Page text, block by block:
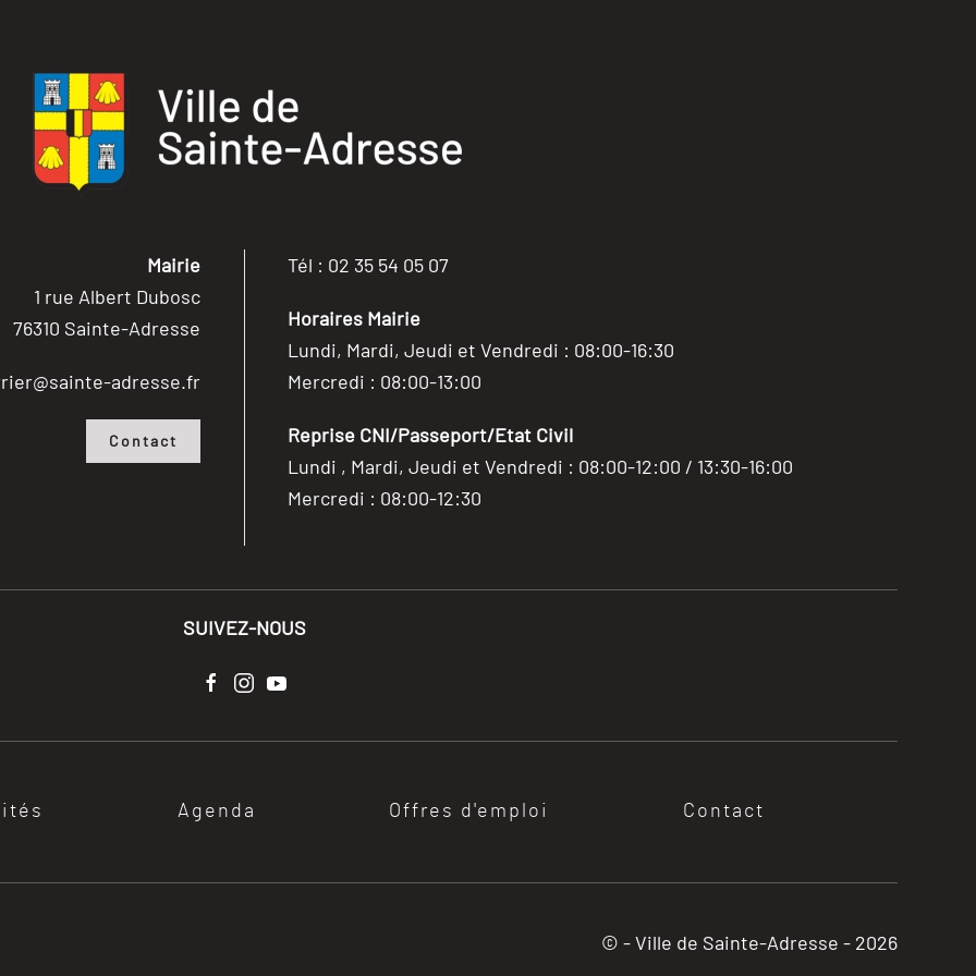
Mairie
1 rue Albert Dubosc
76310 Sainte-Adresse
adresse.fr
Contact
Tél : 02 35 54 05 07
Horaires Mairie
Lundi, Mardi, Jeudi et Vendredi : 08:00-16:30
Mercredi : 08:00-13:00
Reprise CNI/Passeport/Etat Civil
Lundi , Mardi, Jeudi et Vendredi : 08:00-12:00 / 13:30-16:00
Mercredi : 08:00-12:30
SUIVEZ-NOUS
Agenda Offres d'emploi Contact
© - Ville de Sainte-Adresse - 2026